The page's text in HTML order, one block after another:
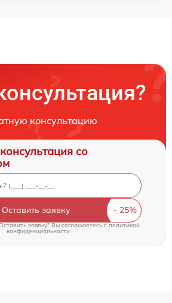
консультацию
со
Оставить заявку
заявку" Вы соглашаетесь c политикой
конфиденциальности